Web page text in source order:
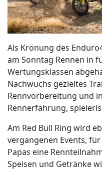
Als Krönung des
am Sonntag Rennen in
Wertungsklassen
Nachwuchs gezieltes
Rennvorbereitung und
Rennerfahrung,
Am Red Bull Ring wird
vergangenen Events,
Papas eine
Speisen und Getränke